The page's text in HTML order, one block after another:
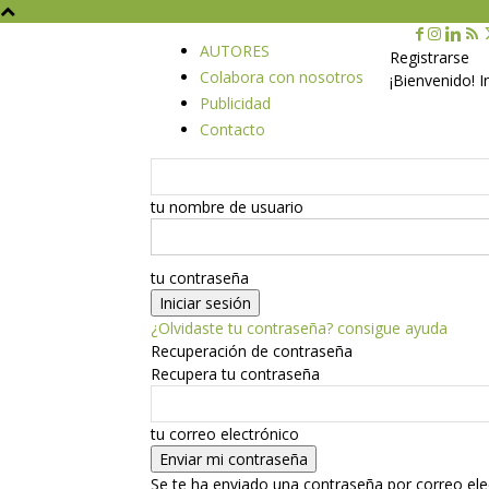
AUTORES
Colabora con nosotros
Publicidad
Contacto
Registrarse
¡Bienvenido!
tu nombre de usuario
tu contraseña
¿Olvidaste tu contraseña? consigue ayuda
Recuperación de contraseña
Recupera tu contraseña
tu correo electrónico
Se te ha enviado una contraseña por correo